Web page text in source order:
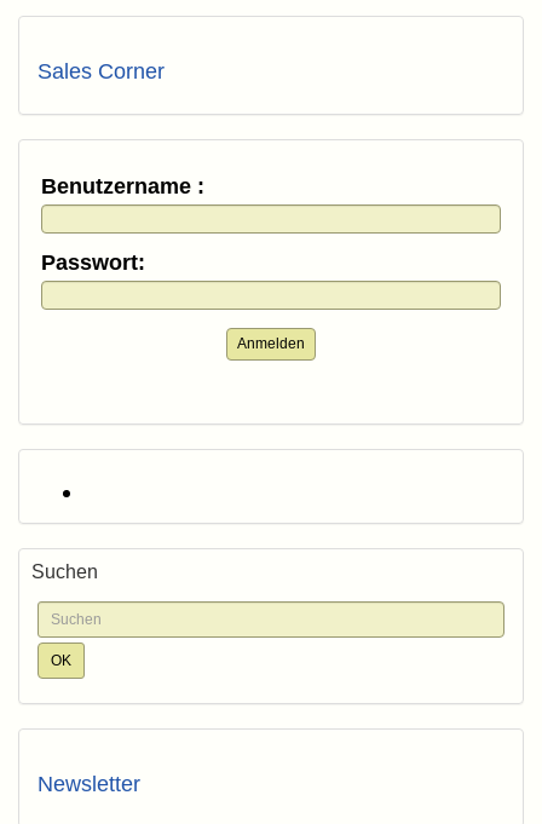
Sales Corner
Benutzername :
Passwort:
Anmelden
Suchen
Newsletter